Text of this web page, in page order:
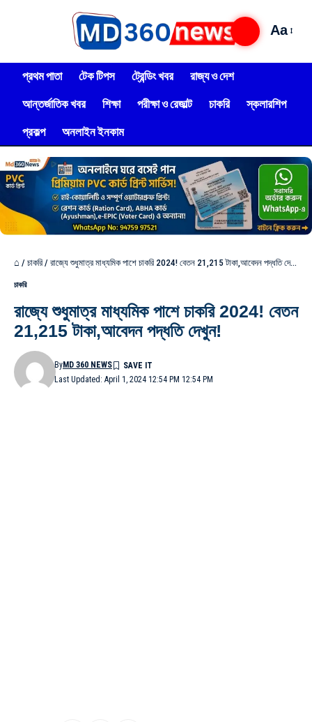
Aa
প্রথম পাতা টেক টিপস ট্রেন্ডিং খবর
রাজ্য ও দেশ
আন্তর্জাতিক খবর
শিক্ষা পরীক্ষা ও রেজাল্ট চাকরি
স্কলারশিপ
প্রকল্প
অনলাইন ইনকাম
⌂ / চাকরি / রাজ্যে শুধুমাত্র মাধ্যমিক পাশে চাকরি 2024! বেতন 21,215 টাকা,আবেদন পদ্ধতি দেখুন!
চাকরি
রাজ্যে শুধুমাত্র মাধ্যমিক পাশে চাকরি 2024! বেতন
21,215 টাকা,আবেদন পদ্ধতি দেখুন!
Last Updated: April 1, 2024 12:54 PM 12:54 PM
ByMD 360 NEWS